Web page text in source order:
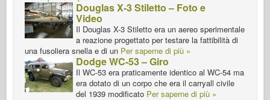
Douglas X-3 Stiletto – Foto e
Video
Il Douglas X-3 Stiletto era un aereo sperimentale
a reazione progettato per testare la fattibilità di
una fusoliera snella e di un Per saperne di più »
Dodge WC-53 – Giro
Il WC-53 era praticamente identico al WC-54 ma
era dotato di un corpo che era il carryall civile
del 1939 modificato Per saperne di più »